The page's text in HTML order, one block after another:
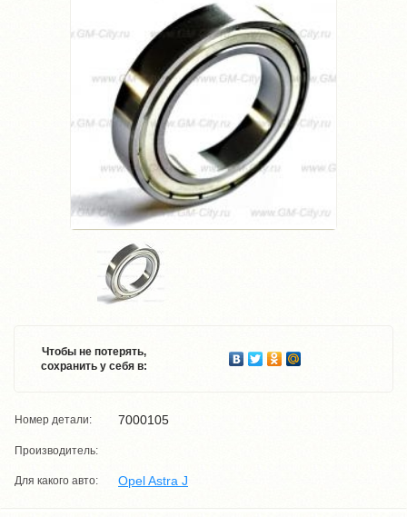
Чтобы не потерять,
сохранить у себя в:
Номер детали: 7000105
Производитель:
Для какого авто: Opel Astra J